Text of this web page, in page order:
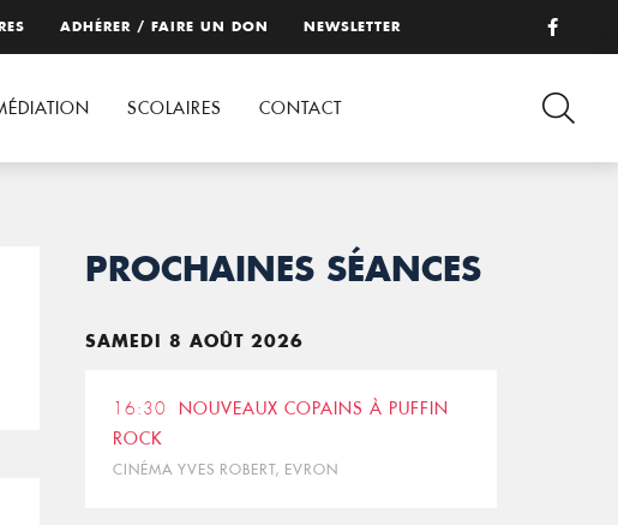
ADHÉRER / FAIRE UN DON NEWSLETTER
SCOLAIRES CONTACT
PROCHAINES SÉANCES
SAMEDI 8 AOÛT 2026
16:30
NOUVEAUX COPAINS À PUFFIN
ROCK
CINÉMA YVES ROBERT, EVRON